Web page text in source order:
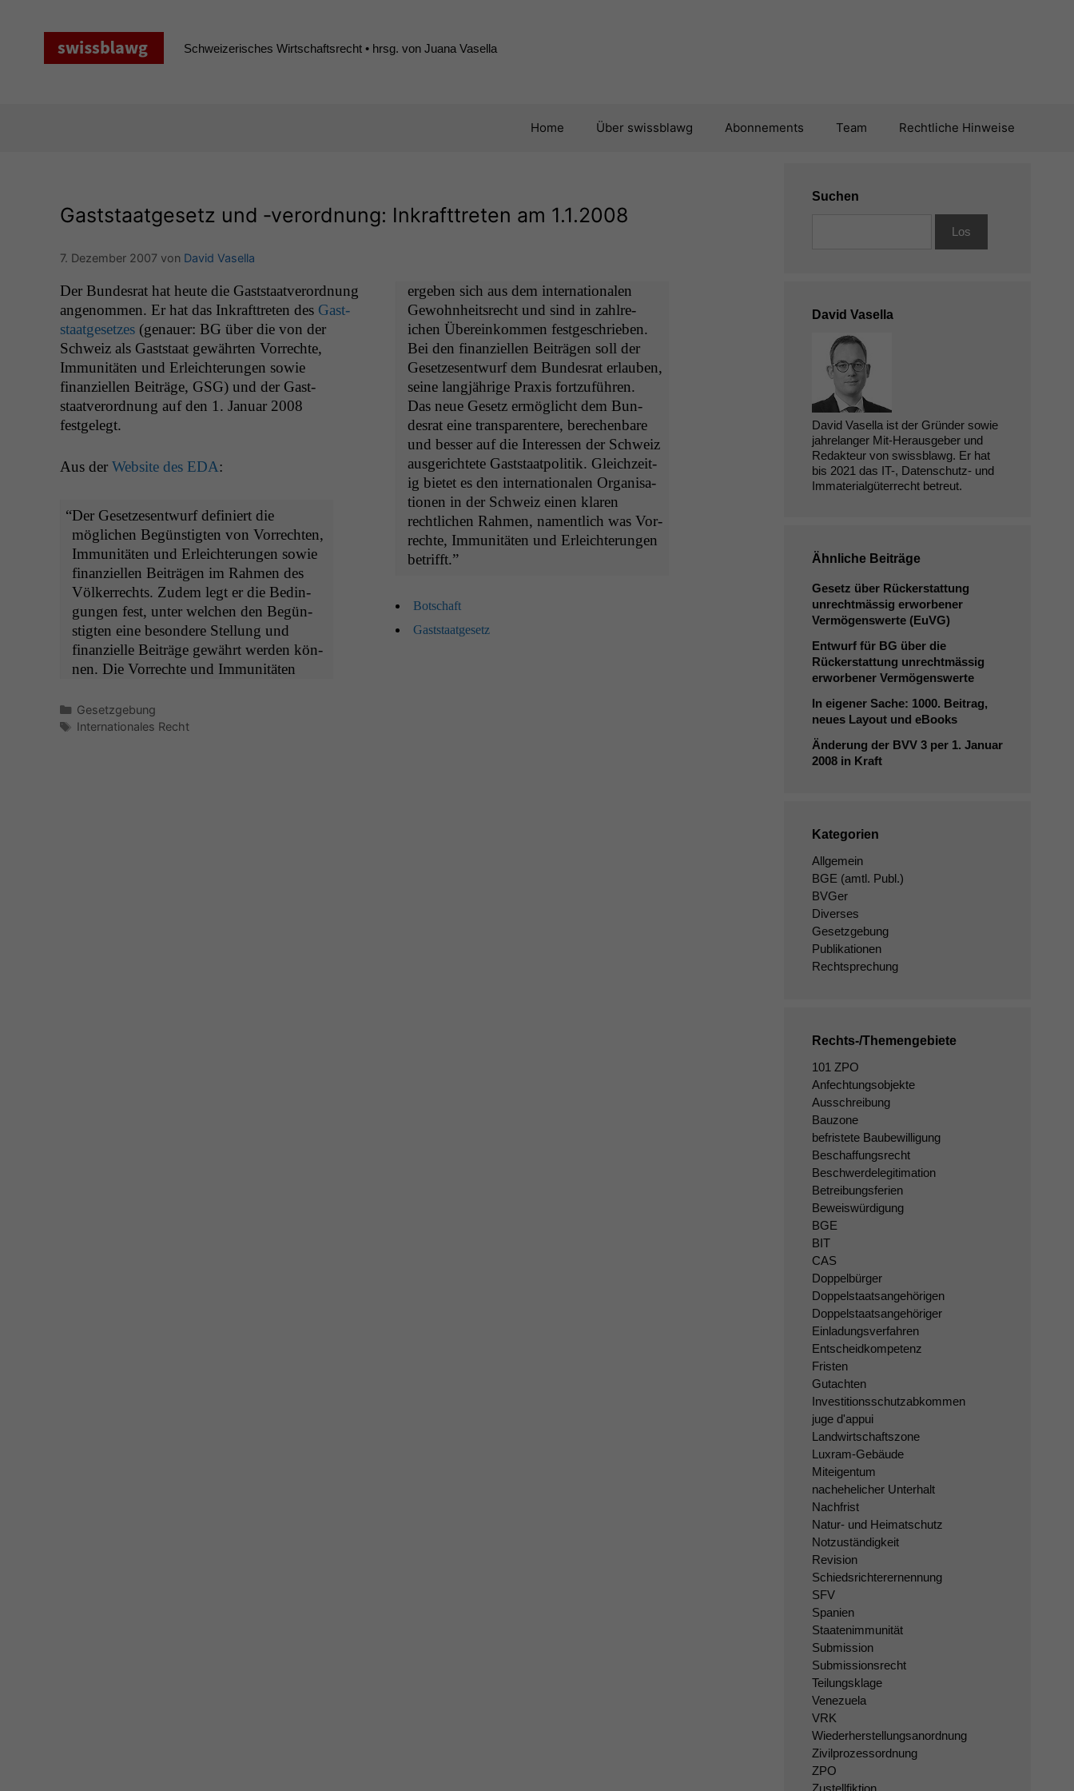
Schweizerisches Wirtschaftsrecht • hrsg. von Juana Vasella
Home Über swissblawg Abonnements Team Rechtliche Hinweise
Gaststaatgesetz und ‑verordnung: Inkrafttreten am 1.1.2008
7. Dezember 2007 von David Vasella
Der Bun­desrat hat heute die Gast­staatverord­nung
angenom­men. Er hat das Inkraft­treten des Gast­
staat­ge­set­zes(genauer: BG über die von der
Schweiz als Gast­staat gewährten Vor­rechte,
Immu­nitäten und Erle­ichterun­gen sowie
finanziellen Beiträge, GSG) und der Gast­
staatverord­nung auf den 1. Jan­u­ar 2008
festgelegt.
Aus der Web­site des EDA:
“Der Geset­ze­sen­twurf definiert die
möglichen Begün­stigten von Vor­recht­en,
Immu­nitäten und Erle­ichterun­gen sowie
finanziellen Beiträ­gen im Rah­men des
Völk­er­rechts. Zudem legt er die Bedin­
gun­gen fest, unter welchen den Begün­
stigten eine beson­dere Stel­lung und
finanzielle Beiträge gewährt wer­den kön­
nen. Die Vor­rechte und Immu­nitäten
ergeben sich aus dem inter­na­tionalen
Gewohn­heit­srecht und sind in zahlre­
ichen Übereinkom­men fest­geschrieben.
Bei den finanziellen Beiträ­gen soll der
Geset­ze­sen­twurf dem Bun­desrat erlauben,
seine langjährige Prax­is fortzuführen.
Das neue Gesetz ermöglicht dem Bun­
desrat eine trans­par­entere, berechen­bare
und bess­er auf die Inter­essen der Schweiz
aus­gerichtete Gast­staat­poli­tik. Gle­ichzeit­
ig bietet es den inter­na­tionalen Organ­i­sa­
tio­nen in der Schweiz einen klaren
rechtlichen Rah­men, namentlich was Vor­
rechte, Immu­nitäten und Erle­ichterun­gen
betrifft.”
Botschaft
Gast­staat­ge­setz
Kategorien
Gesetzgebung
Schlagwörter
Internationales Recht
Suchen
David Vasella
David Vasella ist der Gründer sowie
jahrelanger Mit-Herausgeber und
Redakteur von swissblawg. Er hat
bis 2021 das IT-, Datenschutz- und
Immaterialgüterrecht betreut.
Ähnliche Beiträge
Gesetz über Rückerstattung
unrechtmässig erworbener
Vermögenswerte (EuVG)
Entwurf für BG über die
Rückerstattung unrechtmässig
erworbener Vermögenswerte
In eigener Sache: 1000. Beitrag,
neues Layout und eBooks
Änderung der BVV3 per 1. Januar
2008 in Kraft
Kategorien
Allgemein
BGE (amtl. Publ.)
BVGer
Diverses
Gesetzgebung
Publikationen
Rechtsprechung
Rechts-/Themengebiete
101 ZPO
Anfechtungsobjekte
Ausschreibung
Bauzone
befristete Baubewilligung
Beschaffungsrecht
Beschwerdelegitimation
Betreibungsferien
Beweiswürdigung
BGE
BIT
CAS
Doppelbürger
Doppelstaatsangehörigen
Doppelstaatsangehöriger
Einladungsverfahren
Entscheidkompetenz
Fristen
Gutachten
Investitionsschutzabkommen
juge d'appui
Landwirtschaftszone
Luxram-Gebäude
Miteigentum
nachehelicher Unterhalt
Nachfrist
Natur- und Heimatschutz
Notzuständigkeit
Revision
Schiedsrichterernennung
SFV
Spanien
Staatenimmunität
Submission
Submissionsrecht
Teilungsklage
Venezuela
VRK
Wiederherstellungsanordnung
Zivilprozessordnung
ZPO
Zustellfiktion